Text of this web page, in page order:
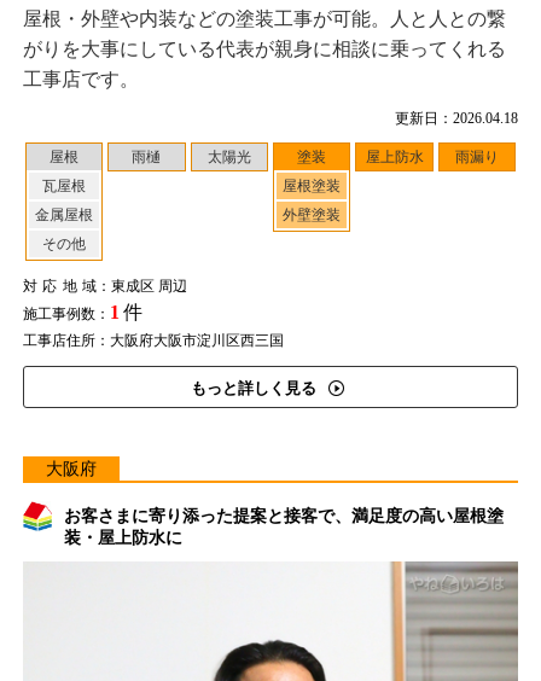
更新日：2026.04.18
屋根
瓦屋根
金属屋根
その他
雨樋 太陽光
塗装
屋根塗装
外壁塗装
屋上防水 雨漏り
対応地域：東成区 周辺
施工事例数： 1 件
工事店住所：大阪府大阪市淀川区西三国
もっと詳しく見る
屋根・外壁や内装などの塗装工事が可能。人と人との繋
がりを大事にしている代表が親身に相談に乗ってくれる
工事店です。
大阪府
お客さまに寄り添った提案と接客で、満足度の高い屋根塗
装・屋上防水に